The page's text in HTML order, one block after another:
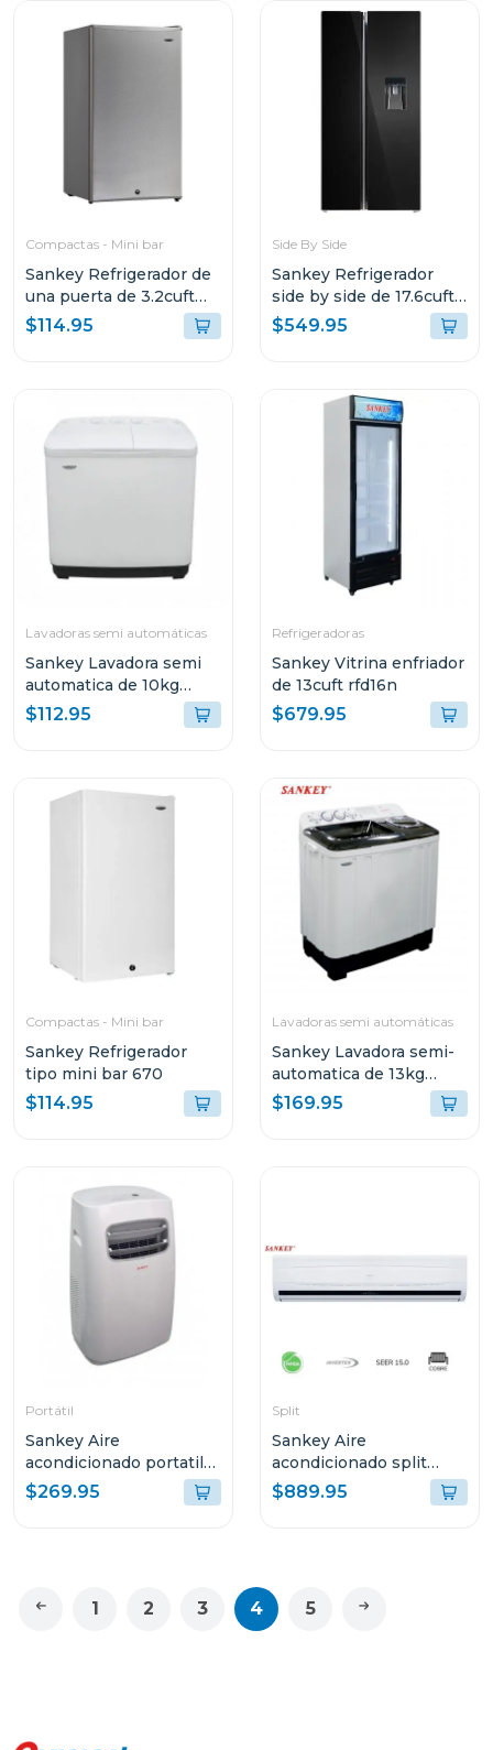
Compactas - Mini bar
Sankey Refrigerador de
una puerta de 3.2cuft
rf670
$114.95
Side By Side
Sankey Refrigerador
side by side de 17.6cuft
con dispensador
rf19in89
$549.95
Lavadoras semi automáticas
Sankey Lavadora semi
automatica de 10kg
blanca wm1077
$112.95
Refrigeradoras
Sankey Vitrina enfriador
de 13cuft rfd16n
$679.95
Compactas - Mini bar
Sankey Refrigerador
tipo mini bar 670
$114.95
Lavadoras semi automáticas
Sankey Lavadora semi-
automatica de 13kg
wm1320
$169.95
Portátil
Sankey Aire
acondicionado portatil
de 12000btu 1204
$269.95
Split
Sankey Aire
acondicionado split
inverter de 30000 btu
inv20
$889.95
1 2 3 4 5